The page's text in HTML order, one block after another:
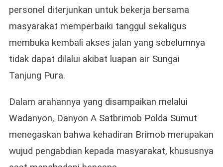
personel diterjunkan untuk bekerja bersama
masyarakat memperbaiki tanggul sekaligus
membuka kembali akses jalan yang sebelumnya
tidak dapat dilalui akibat luapan air Sungai
Tanjung Pura.
Dalam arahannya yang disampaikan melalui
Wadanyon, Danyon A Satbrimob Polda Sumut
menegaskan bahwa kehadiran Brimob merupakan
wujud pengabdian kepada masyarakat, khususnya